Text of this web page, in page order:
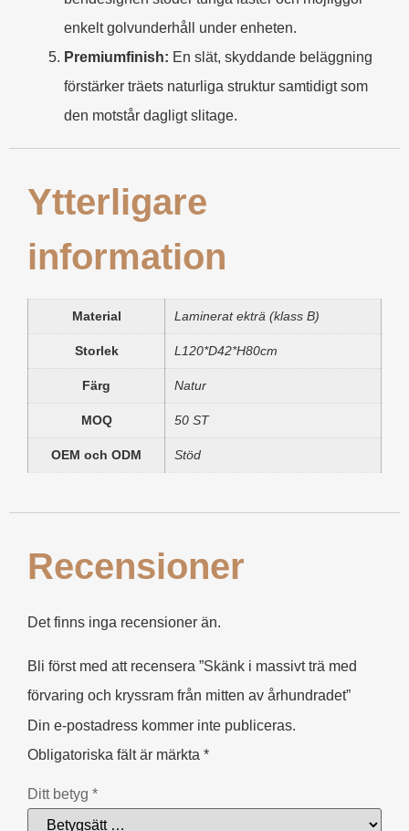
enkelt golvunderhåll under enheten.
Premiumfinish: En slät, skyddande beläggning
förstärker träets naturliga struktur samtidigt som
den motstår dagligt slitage.
Ytterligare
information
Material Laminerat ekträ (klass B)
Storlek L120*D42*H80cm
Färg Natur
MOQ 50 ST
OEM och ODM Stöd
Recensioner
Det finns inga recensioner än.
Bli först med att recensera ”Skänk i massivt trä med
förvaring och kryssram från mitten av århundradet”
Din e-postadress kommer inte publiceras.
Obligatoriska fält är märkta *
Ditt betyg *